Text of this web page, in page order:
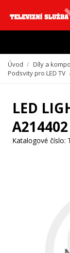
Vzhledem k
Úvod / Díly a
Podsvity pro LED TV
LED
A214402
Katalogové číslo: